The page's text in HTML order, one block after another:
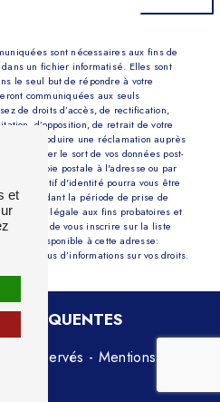
sont nécessaires aux fins de
un fichier informatisé. Elles sont
le seul but de répondre à votre
communiquées aux seuls
de droits d’accès, de rectification,
d’opposition, de retrait de votre
d’introduire une réclamation auprès
d’organiser le sort de vos données post-
par voie postale à l'adresse ou par
justificatif d'identité pourra vous être
pendant la période de prise de
légale aux fins probatoires et
le droit de vous inscrire sur la liste
disponible à cette adresse:
pour plus d’informations sur vos droits.
FRÉQUENTES
réservés - Mentions
et